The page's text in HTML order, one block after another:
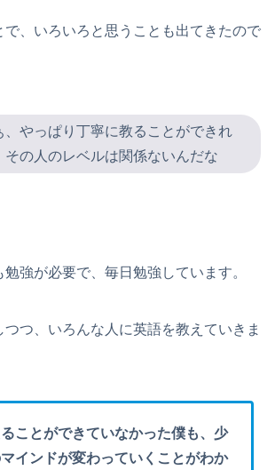
で、いろいろと思うことも出てきたので
、やっぱり丁寧に教ることができれ
その人のレベルは関係ないんだな
強が必要で、毎日勉強しています。
つつ、いろんな人に英語を教えていきま
ことができていなかった僕も、少
インドが変わっていくことがわか